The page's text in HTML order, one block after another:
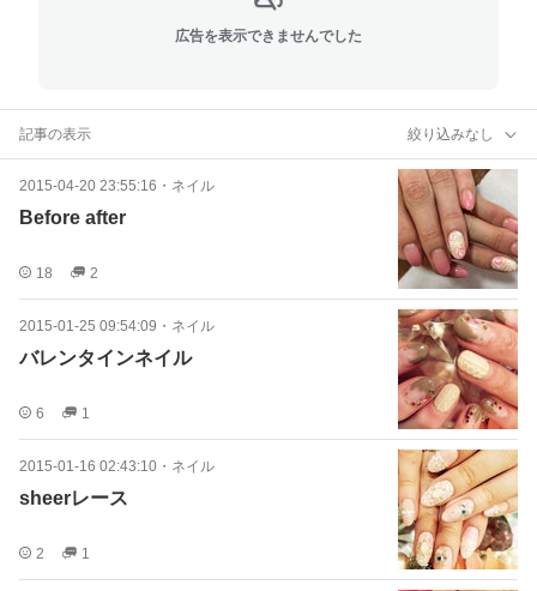
広告を表示できませんでした
記事の表示 絞り込みなし
2015-04-20 23:55:16 ・ ネイル
Before after
18 2
2015-01-25 09:54:09 ・ ネイル
バレンタインネイル
6 1
2015-01-16 02:43:10 ・ ネイル
sheerレース
2 1